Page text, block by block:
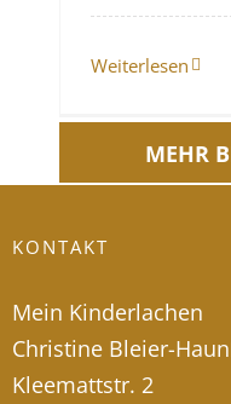
Weiterlesen
MEHR
KONTAKT
Mein Kinderlachen
Christine Bleier-
Kleemattstr. 2